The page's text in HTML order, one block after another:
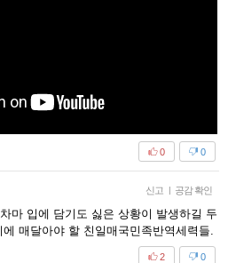
0
0
신고 | 공감 확인
마 입에 담기도 싫은 상황이 발생하길 두
매달아야 할 친일매국민족반역세력들.
0
2